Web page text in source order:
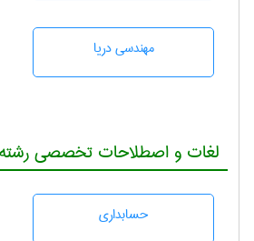
مهندسی دریا
لغات و اصطلاحات تخصصی رشته
حسابداری